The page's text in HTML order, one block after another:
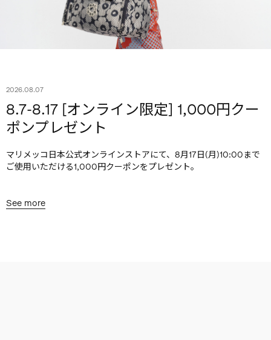
2026.08.07
8.7-8.17 [オンライン限定] 1,000円クー
ポンプレゼント
マリメッコ日本公式オンラインストアにて、8月17日(月)10:00まで
ご使用いただける1,000円クーポンをプレゼント。
See more